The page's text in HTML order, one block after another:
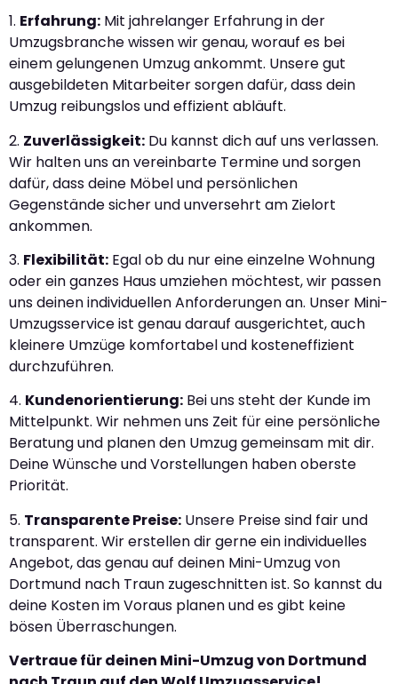
1. Erfahrung: Mit jahrelanger Erfahrung in der
Umzugsbranche wissen wir genau, worauf es bei
einem gelungenen Umzug ankommt. Unsere gut
ausgebildeten Mitarbeiter sorgen dafür, dass dein
Umzug reibungslos und effizient abläuft.
2. Zuverlässigkeit: Du kannst dich auf uns verlassen.
Wir halten uns an vereinbarte Termine und sorgen
dafür, dass deine Möbel und persönlichen
Gegenstände sicher und unversehrt am Zielort
ankommen.
3. Flexibilität: Egal ob du nur eine einzelne Wohnung
oder ein ganzes Haus umziehen möchtest, wir passen
uns deinen individuellen Anforderungen an. Unser Mini-
Umzugsservice ist genau darauf ausgerichtet, auch
kleinere Umzüge komfortabel und kosteneffizient
durchzuführen.
4. Kundenorientierung: Bei uns steht der Kunde im
Mittelpunkt. Wir nehmen uns Zeit für eine persönliche
Beratung und planen den Umzug gemeinsam mit dir.
Deine Wünsche und Vorstellungen haben oberste
Priorität.
5. Transparente Preise: Unsere Preise sind fair und
transparent. Wir erstellen dir gerne ein individuelles
Angebot, das genau auf deinen Mini-Umzug von
Dortmund nach Traun zugeschnitten ist. So kannst du
deine Kosten im Voraus planen und es gibt keine
bösen Überraschungen.
Vertraue für deinen Mini-Umzug von Dortmund